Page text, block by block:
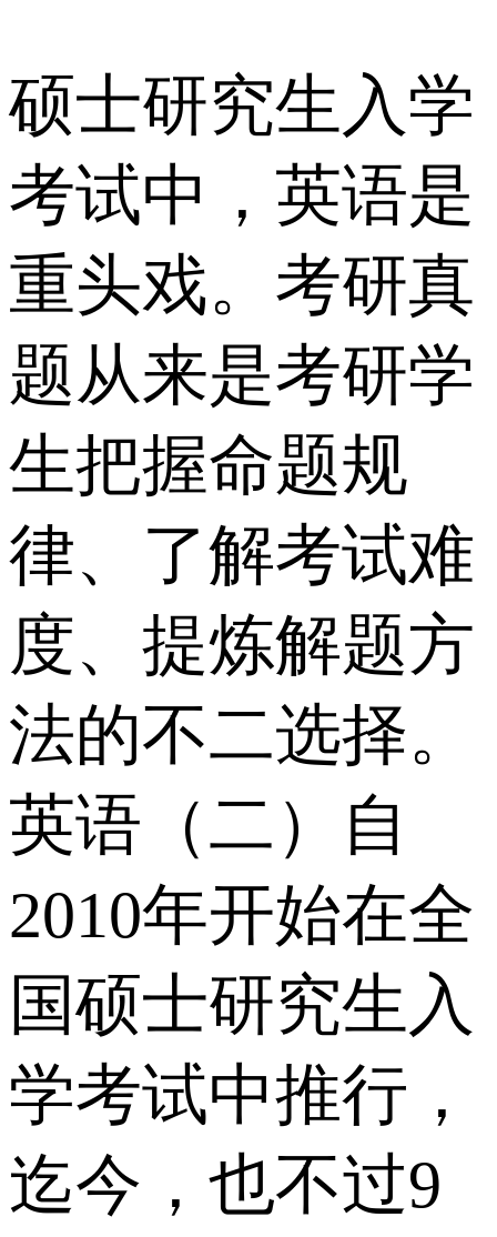
硕士研究生入学
考试中，英语是
重头戏。考研真
题从来是考研学
生把握命题规
律、了解考试难
度、提炼解题方
法的不二选择。
英语（二）自
2010年开始在全
国硕士研究生入
学考试中推行，
迄今，也不过9